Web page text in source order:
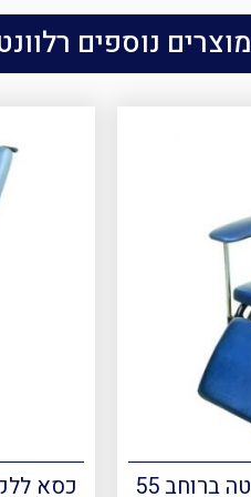
מוצרים נוספים
כסא ללקיחת דמים נשכב למיטה ברוחב 55